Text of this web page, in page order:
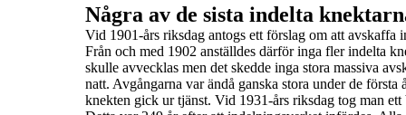
Några av de sista indelta
Vid 1901-års riksdag antogs ett förslag om att avskaffa
Från och med 1902 anställdes därför inga fler indelta
skulle avvecklas men det skedde inga stora massiva
natt. Avgångarna var ändå ganska stora under de första
knekten gick ur tjänst. Vid 1931-års riksdag tog man ett